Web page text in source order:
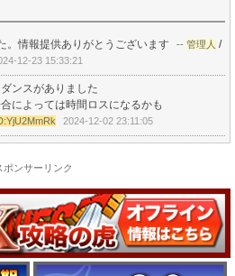
。情報提供ありがとうございます -- 管理人 /
12-23 15:33:21
ンスがありました
によっては時間ロスになるかも
2024-12-02 23:11:05
ポンサーリンク